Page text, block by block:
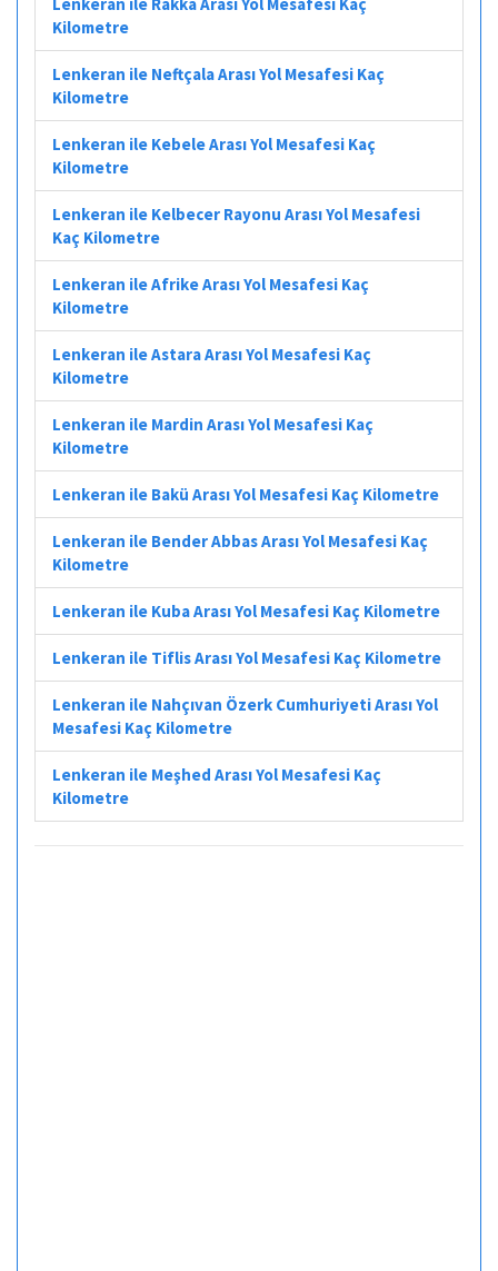
Kilometre
Lenkeran ile Neftçala Arası Yol Mesafesi Kaç
Kilometre
Lenkeran ile Kebele Arası Yol Mesafesi Kaç
Kilometre
Lenkeran ile Kelbecer Rayonu Arası Yol Mesafesi
Kaç Kilometre
Lenkeran ile Afrike Arası Yol Mesafesi Kaç
Kilometre
Lenkeran ile Astara Arası Yol Mesafesi Kaç
Kilometre
Lenkeran ile Mardin Arası Yol Mesafesi Kaç
Kilometre
Lenkeran ile Bakü Arası Yol Mesafesi Kaç Kilometre
Lenkeran ile Bender Abbas Arası Yol Mesafesi Kaç
Kilometre
Lenkeran ile Kuba Arası Yol Mesafesi Kaç Kilometre
Lenkeran ile Tiflis Arası Yol Mesafesi Kaç Kilometre
Lenkeran ile Nahçıvan Özerk Cumhuriyeti Arası Yol
Mesafesi Kaç Kilometre
Lenkeran ile Meşhed Arası Yol Mesafesi Kaç
Kilometre